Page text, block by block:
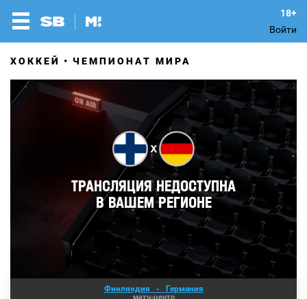
Войти
ХОККЕЙ ЧЕМПИОНАТ МИРА
Финляндия - Германия